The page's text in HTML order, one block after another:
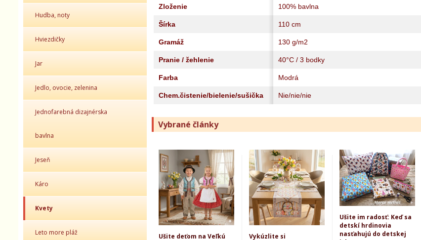
Hudba, noty
Hviezdičky
Jar
Jedlo, ovocie, zelenina
Jednofarebná dizajnérska
bavlna
Jeseň
Káro
Kvety
Leto more pláž
Zloženie 100% bavlna
Šírka 110 cm
Gramáž 130 g/m2
Pranie / žehlenie 40°C / 3 bodky
Farba Modrá
Chem.čistenie/bielenie/sušička Nie/nie/nie
Vybrané články
Ušite deťom na Veľkú
Vykúzlite si
Ušite im radosť: Keď sa
detskí hrdinovia
nasťahujú do detskej